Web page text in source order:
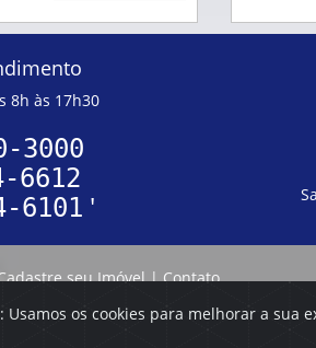
: Usamos os cookies para melhorar a sua
8h às 17h30
3000
6612
6101 '
seu Imóvel|Contato
de qualquer erro de digitação, assim